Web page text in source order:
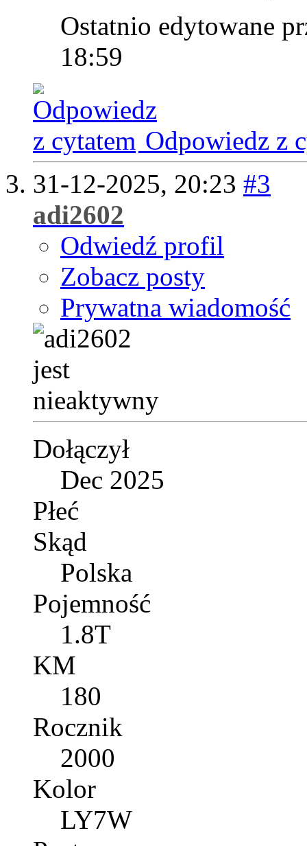
Ostatnio edytowane
18:59
Odpowiedz z
31-12-2025, 20:23 #3
adi2602
Odwiedź profil
Zobacz posty
Prywatna wiadomość
Dołączył
Dec 2025
Płeć
Skąd
Polska
Pojemność
1.8T
KM
180
Rocznik
2000
Kolor
LY7W